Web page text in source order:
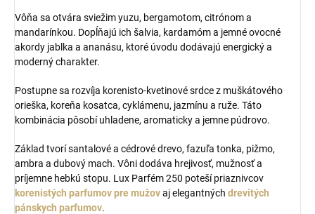
Vôňa sa otvára sviežim yuzu, bergamotom, citrónom a
mandarínkou. Dopĺňajú ich šalvia, kardamóm a jemné ovocné
akordy jablka a ananásu, ktoré úvodu dodávajú energický a
moderný charakter.
Postupne sa rozvíja korenisto-kvetinové srdce z muškátového
orieška, koreňa kosatca, cyklámenu, jazmínu a ruže. Táto
kombinácia pôsobí uhladene, aromaticky a jemne púdrovo.
Základ tvorí santalové a cédrové drevo, fazuľa tonka, pižmo,
ambra a dubový mach. Vôni dodáva hrejivosť, mužnosť a
príjemne hebkú stopu. Lux Parfém 250 poteší priaznivcov
korenistých parfumov pre mužovaj elegantných drevitých
pánskych parfumov.